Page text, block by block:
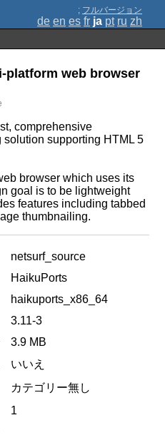
; フルバージョン
de en es fr ja pt ru zh
platform web browser
comprehensive
supporting HTML 5
browser which uses its
goal is to be lightweight
features including tabbed
thumbnailing.
netsurf_source
HaikuPorts
haikuports_x86_64
3.11-3
3.9 MB
いいえ
カテゴリー無し
1